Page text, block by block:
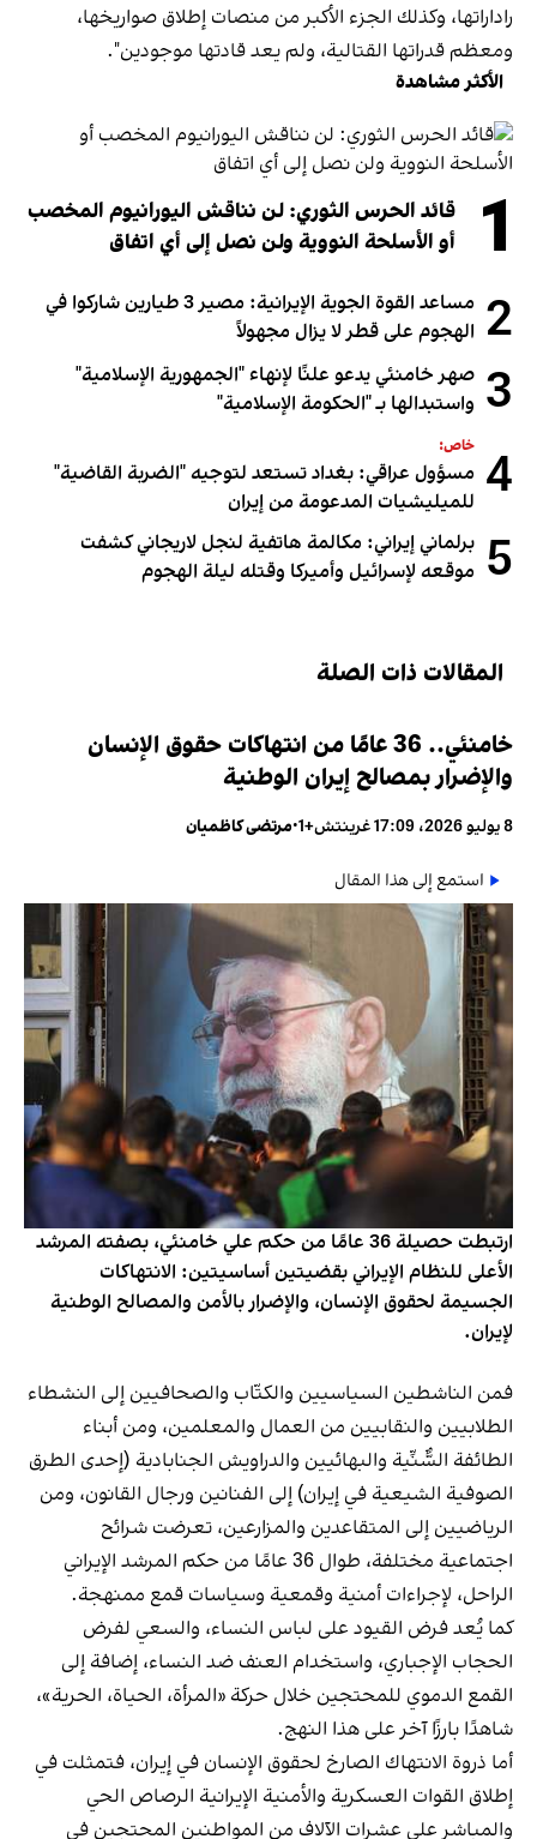
راداراتها، وكذلك الجزء الأكبر من منصات إطلاق صواريخها،
ومعظم قدراتها القتالية، ولم يعد قادتها موجودين".
الأكثر مشاهدة
1
قائد الحرس الثوري: لن نناقش اليورانيوم المخصب
أو الأسلحة النووية ولن نصل إلى أي اتفاق
2
مساعد القوة الجوية الإيرانية: مصير 3 طيارين شاركوا في
الهجوم على قطر لا يزال مجهولاً
3 صهر خامنئي يدعو علنًا لإنهاء "الجمهورية الإسلامية"
واستبدالها بـ "الحكومة الإسلامية"
4 خاص:
مسؤول عراقي: بغداد تستعد لتوجيه "الضربة القاضية"
للميليشيات المدعومة من إيران
5 برلماني إيراني: مكالمة هاتفية لنجل لاريجاني كشفت
موقعه لإسرائيل وأميركا وقتله ليلة الهجوم
المقالات ذات الصلة
خامنئي.. 36 عامًا من انتهاكات حقوق الإنسان
والإضرار بمصالح إيران الوطنية
8 يوليو 2026، 17:09 غرينتش+1 •مرتضى كاظميان
استمع إلى هذا المقال
ارتبطت حصيلة 36 عامًا من حكم علي خامنئي، بصفته المرشد
الأعلى للنظام الإيراني بقضيتين أساسيتين: الانتهاكات
الجسيمة لحقوق الإنسان، والإضرار بالأمن والمصالح الوطنية
لإيران.
فمن الناشطين السياسيين والكتّاب والصحافيين إلى النشطاء
الطلابيين والنقابيين من العمال والمعلمين، ومن أبناء
الطائفة السُّنَّية والبهائيين والدراويش الجنابادية (إحدى الطرق
الصوفية الشيعية في إيران) إلى الفنانين ورجال القانون، ومن
الرياضيين إلى المتقاعدين والمزارعين، تعرضت شرائح
اجتماعية مختلفة، طوال 36 عامًا من حكم المرشد الإيراني
الراحل، لإجراءات أمنية وقمعية وسياسات قمع ممنهجة.
كما يُعد فرض القيود على لباس النساء، والسعي لفرض
الحجاب الإجباري، واستخدام العنف ضد النساء، إضافة إلى
القمع الدموي للمحتجين خلال حركة «المرأة، الحياة، الحرية»،
شاهدًا بارزًا آخر على هذا النهج.
أما ذروة الانتهاك الصارخ لحقوق الإنسان في إيران، فتمثلت في
إطلاق القوات العسكرية والأمنية الإيرانية الرصاص الحي
والمباشر على عشرات الآلاف من المواطنين المحتجين في